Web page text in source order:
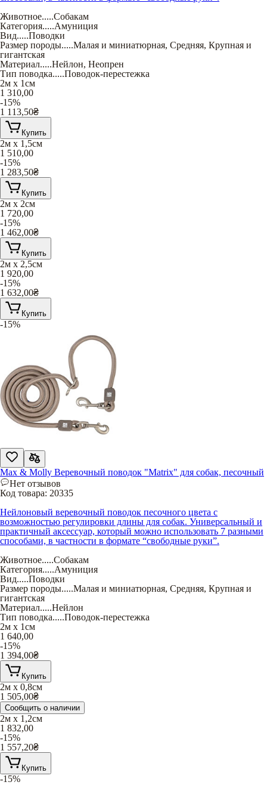
Животное.....Собакам
Категория.....Амуниция
Вид.....Поводки
Размер породы.....Малая и миниатюрная, Средняя, Крупная и
гигантская
Материал.....Нейлон, Неопрен
Тип поводка.....Поводок-перестежка
2м х 1см
1 310,00
-15%
1 113,50₴
Купить
2м х 1,5см
1 510,00
-15%
1 283,50₴
Купить
2м х 2см
1 720,00
-15%
1 462,00₴
Купить
2м х 2,5см
1 920,00
-15%
1 632,00₴
Купить
-15%
Max & Molly Веревочный поводок "Matrix" для собак, песочный
Нет отзывов
Код товара: 20335
Нейлоновый веревочный поводок песочного цвета с
возможностью регулировки длины для собак. Универсальный и
практичный аксессуар, который можно использовать 7 разными
способами, в частности в формате “свободные руки”.
Животное.....Собакам
Категория.....Амуниция
Вид.....Поводки
Размер породы.....Малая и миниатюрная, Средняя, Крупная и
гигантская
Материал.....Нейлон
Тип поводка.....Поводок-перестежка
2м х 1см
1 640,00
-15%
1 394,00₴
Купить
2м х 0,8см
1 505,00₴
Сообщить о наличии
2м х 1,2см
1 832,00
-15%
1 557,20₴
Купить
-15%